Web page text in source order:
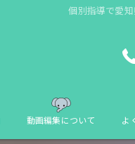
個別指導で愛
動画編集について よ